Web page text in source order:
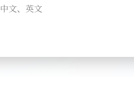
中文、英文